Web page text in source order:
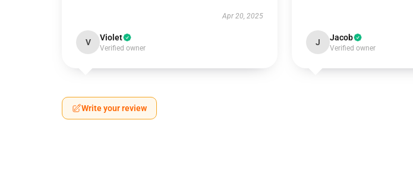
Apr 20, 2025
V Violet
Verified owner
J Jacob
Verified owner
Write your review